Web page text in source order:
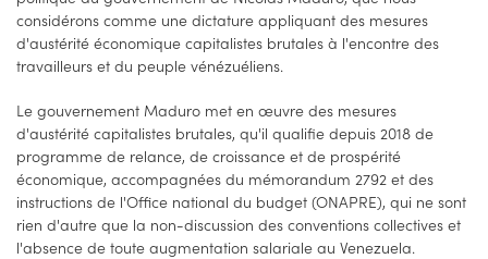
considérons comme une dictature appliquant des mesures
d'austérité économique capitalistes brutales à l'encontre des
travailleurs et du peuple vénézuéliens.
Le gouvernement Maduro met en œuvre des mesures
d'austérité capitalistes brutales, qu'il qualifie depuis 2018 de
programme de relance, de croissance et de prospérité
économique, accompagnées du mémorandum 2792 et des
instructions de l'Office national du budget (ONAPRE), qui ne sont
rien d'autre que la non-discussion des conventions collectives et
l'absence de toute augmentation salariale au Venezuela.